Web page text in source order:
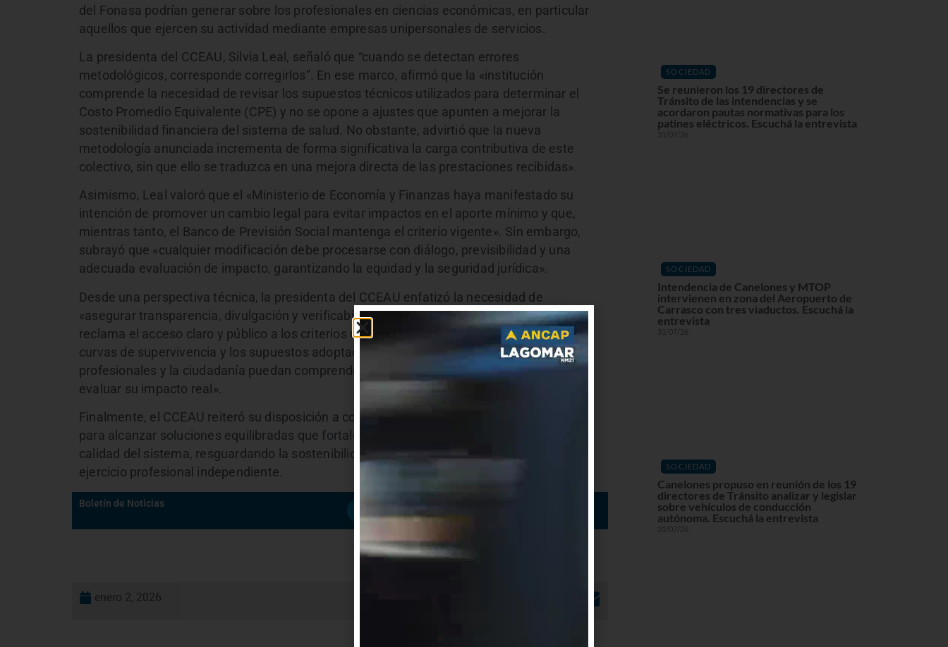
del Fonasa podrían generar sobre los profesionales en ciencias económicas, en particular
aquellos que ejercen su actividad mediante empresas unipersonales de servicios.
La presidenta del CCEAU, Silvia Leal, señaló que “cuando se detectan errores
metodológicos, corresponde corregirlos”. En ese marco, afirmó que la «institución
comprende la necesidad de revisar los supuestos técnicos utilizados para determinar el
Costo Promedio Equivalente (CPE) y no se opone a ajustes que apunten a mejorar la
sostenibilidad financiera del sistema de salud. No obstante, advirtió que la nueva
metodología anunciada incrementa de forma significativa la carga contributiva de este
colectivo, sin que ello se traduzca en una mejora directa de las prestaciones recibidas».
Asimismo, Leal valoró que el «Ministerio de Economía y Finanzas haya manifestado su
intención de promover un cambio legal para evitar impactos en el aporte mínimo y que,
mientras tanto, el Banco de Previsión Social mantenga el criterio vigente». Sin embargo,
subrayó que «cualquier modificación debe procesarse con diálogo, previsibilidad y una
adecuada evaluación de impacto, garantizando la equidad y la seguridad jurídica».
Desde una perspectiva técnica, la presidenta del CCEAU enfatizó la necesidad de
«asegurar transparencia, divulgación y verificabilidad en el nuevo cálculo. En particular, se
reclama el acceso claro y público a los criterios utilizados para determinar las cápitas, las
curvas de supervivencia y los supuestos adoptados en el cálculo del CPE, de modo que los
profesionales y la ciudadanía puedan comprender cómo se determinan los aportes y
evaluar su impacto real».
Finalmente, el CCEAU reiteró su disposición a colaborar técnicamente con las autoridades
para alcanzar soluciones equilibradas que fortalezcan la confianza, la previsibilidad y la
calidad del sistema, resguardando la sostenibilidad del Fonasa sin afectar injustamente el
ejercicio profesional independiente.
Boletín de Noticias
enero 2, 2026
SOCIEDAD
Se reunieron los 19 directores de
Tránsito de las intendencias y se
acordaron pautas normativas para los
patines eléctricos. Escuchá la entrevista
31/07/26
SOCIEDAD
Intendencia de Canelones y MTOP
intervienen en zona del Aeropuerto de
Carrasco con tres viaductos. Escuchá la
entrevista
31/07/26
SOCIEDAD
Canelones propuso en reunión de los 19
directores de Tránsito analizar y legislar
sobre vehículos de conducción
autónoma. Escuchá la entrevista
31/07/26